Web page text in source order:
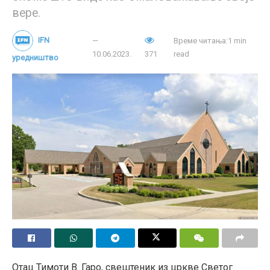
Првог амандмана.
Tags:
ЛГБТ идеологија
вере.
IFN
уредништво
10.06.2023. 371
Време читања:1 min
read
Отац Тимоти В. Гаро, свештеник из цркве Светог